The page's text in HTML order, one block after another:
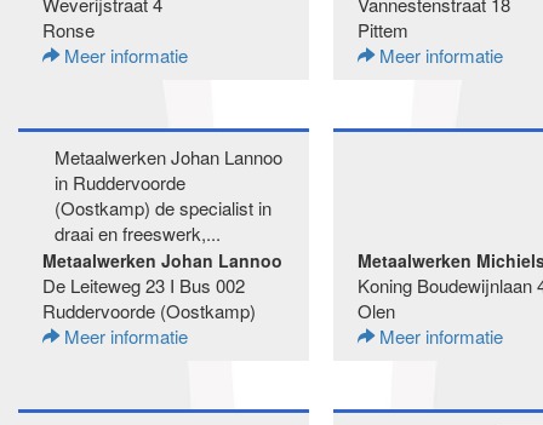
Ronse
Meer informatie
Pittem
Meer informatie
Metaalwerken Johan Lannoo
in Ruddervoorde
(Oostkamp) de specialist in
draai en freeswerk,...
Metaalwerken Johan Lannoo
De Leiteweg 23 I Bus 002
Ruddervoorde (Oostkamp)
Meer informatie
Metaalwerken
Koning Boudewijnlaan
Olen
Meer informatie